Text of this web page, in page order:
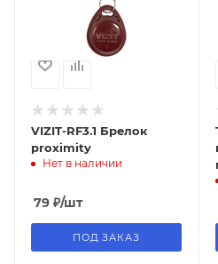
VIZIT-RF3.1 Брелок
proximity
Нет в наличии
79 ₽/шт
ПОД ЗАКАЗ